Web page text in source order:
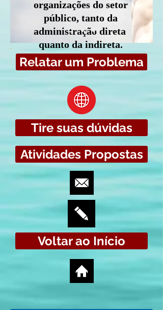
organizações do setor
público, tanto da
administração direta
quanto da indireta.
Relatar um Problema
Tire suas dúvidas
Atividades Propostas
Voltar ao Início